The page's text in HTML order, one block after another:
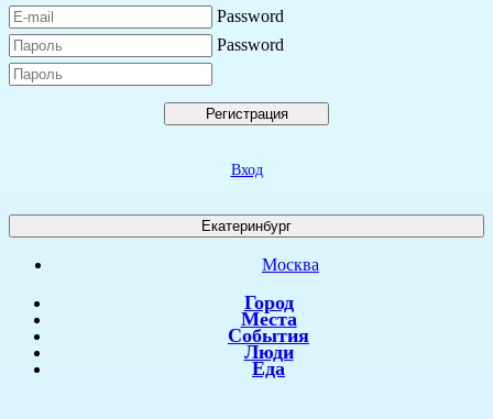
Password
Password
Регистрация
Вход
Екатеринбург
Москва
Город
Места
События
Люди
Еда